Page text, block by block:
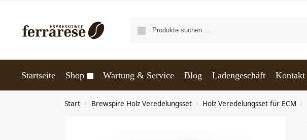
Startseite Shop Wartung & Service Blog Ladengeschäft Kontakt
Start / Brewspire Holz Veredelungsset / Holz Veredelungsset für ECM /